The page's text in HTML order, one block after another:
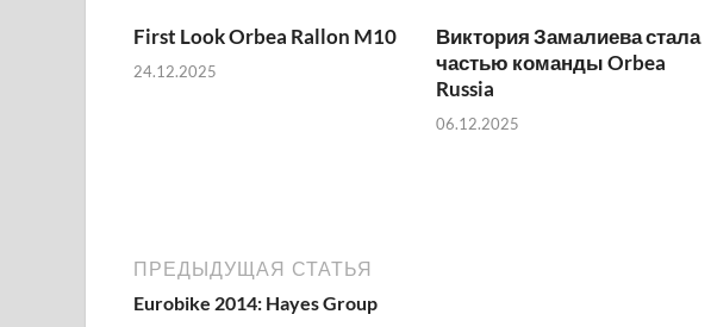
First Look Orbea Rallon M10
24.12.2025
Виктория Замалиева стала
частью команды Orbea
Russia
06.12.2025
ПРЕДЫДУЩАЯ СТАТЬЯ
Eurobike 2014: Hayes Group